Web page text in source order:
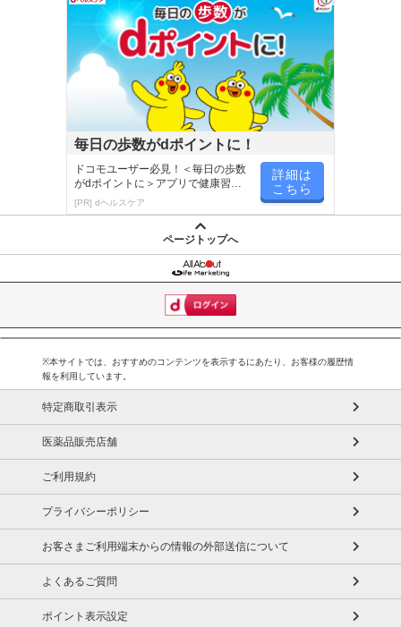
毎日の歩数がdポイントに！
ドコモユーザー必見！＜毎日の歩数
がdポイントに＞アプリで健康習慣
が楽しく続く
[PR] dヘルスケア
詳細は
こちら
ページトップへ
※本サイトでは、おすすめのコンテンツを表示するにあたり、お客様の履歴情
報を利用しています。
特定商取引表示
医薬品販売店舗
ご利用規約
プライバシーポリシー
お客さまご利用端末からの情報の外部送信について
よくあるご質問
ポイント表示設定